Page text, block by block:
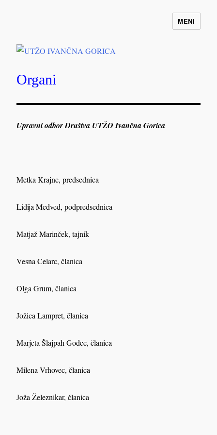
MENI
Organi
Upravni odbor Društva UTŽO Ivančna Gorica
Metka Krajnc, predsednica
Lidija Medved, podpredsednica
Matjaž Marinček, tajnik
Vesna Celarc, članica
Olga Grum, članica
Jožica Lampret, članica
Marjeta Šlajpah Godec, članica
Milena Vrhovec, članica
Joža Železnikar, članica